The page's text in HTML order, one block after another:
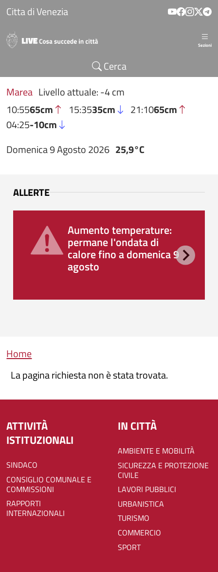
Salta al contenuto principale
Citta di Venezia
Sezioni
Cerca
Marea Livello attuale: -4 cm
10:5565cm 15:3535cm 21:1065cm
04:25-10cm
Domenica 9 Agosto 2026 25,9°C
ALLERTE
Aumento temperature:
permane l'ondata di
calore fino a domenica 9
agosto
Briciole di pane
Home
La pagina richiesta non è stata trovata.
ATTIVITÀ
ISTITUZIONALI
SINDACO
CONSIGLIO COMUNALE E
COMMISSIONI
RAPPORTI
INTERNAZIONALI
IN CITTÀ
AMBIENTE E MOBILITÀ
SICUREZZA E PROTEZIONE
CIVILE
LAVORI PUBBLICI
URBANISTICA
TURISMO
COMMERCIO
SPORT